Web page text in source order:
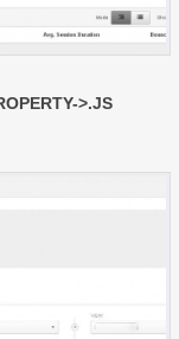
>.JS